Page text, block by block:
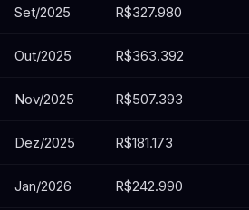
Set/2025 R$327.980
Out/2025 R$363.392
Nov/2025 R$507.393
Dez/2025 R$181.173
Jan/2026 R$242.990